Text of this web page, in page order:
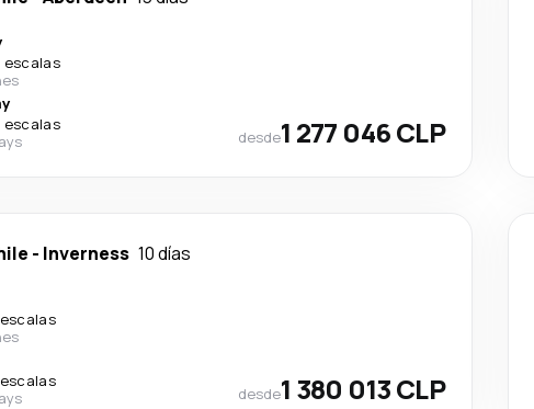
escalas
escalas
desde1 277 046 CLP
- Inverness 10 días
desde1 380 013 CLP